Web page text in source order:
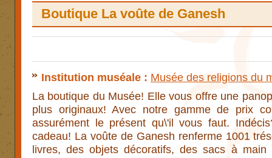
Boutique La voûte de Ganesh
Institution muséale : Musée des religions du
La boutique du Musée! Elle vous offre une
plus originaux! Avec notre gamme de prix
assurément le présent qu\'il vous faut.
cadeau! La voûte de Ganesh renferme 1001
livres, des objets décoratifs, des sacs à main